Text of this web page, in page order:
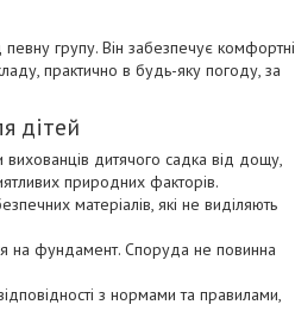
групу. Він забезпечує комфортні
практично в будь-яку погоду, за
дітей
дитячого садка від дощу,
природних факторів.
матеріалів, які не виділяють
на фундамент. Споруда не повинна
з нормами та правилами,